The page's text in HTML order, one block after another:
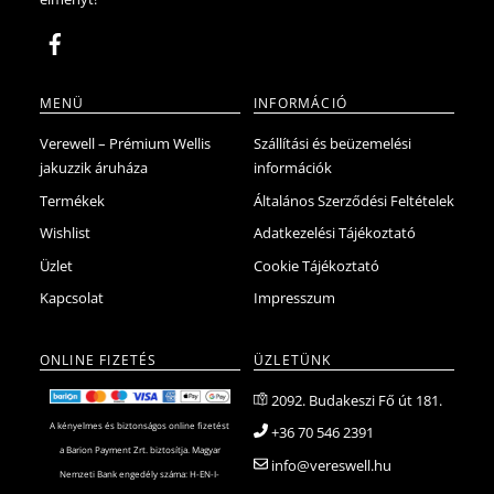
MENÜ
Verewell – Prémium Wellis
jakuzzik áruháza
Termékek
Wishlist
Üzlet
Kapcsolat
INFORMÁCIÓ
Szállítási és beüzemelési
információk
Általános Szerződési Feltételek
Adatkezelési Tájékoztató
Cookie Tájékoztató
Impresszum
ONLINE FIZETÉS
A kényelmes és biztonságos online fizetést
a Barion Payment Zrt. biztosítja. Magyar
Nemzeti Bank engedély száma: H-EN-I-
ÜZLETÜNK
2092. Budakeszi Fő út 181.
+36 70 546 2391
info@vereswell.hu